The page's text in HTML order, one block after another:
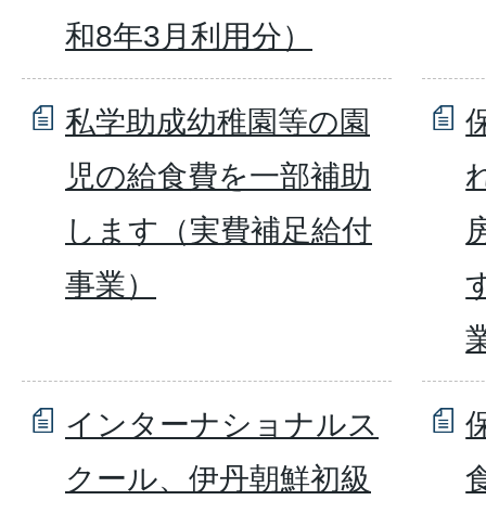
和8年3月利用分）
私学助成幼稚園等の園
児の給食費を一部補助
します（実費補足給付
事業）
インターナショナルス
クール、伊丹朝鮮初級